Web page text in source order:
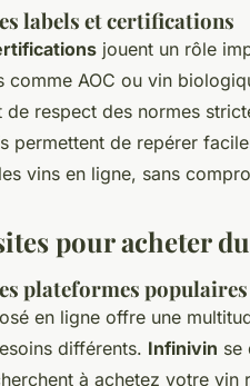
labels et certifications
jouent un rôle
comme AOC ou vin
de respect des normes
permettent de repérer
vins en ligne, sans
pour acheter
plateformes populaires
en ligne offre une
différents. Infinivin se
à achetez votre